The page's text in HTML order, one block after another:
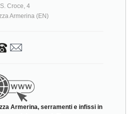
Croce, 4
Armerina (EN)
Armerina, serramenti e infissi in